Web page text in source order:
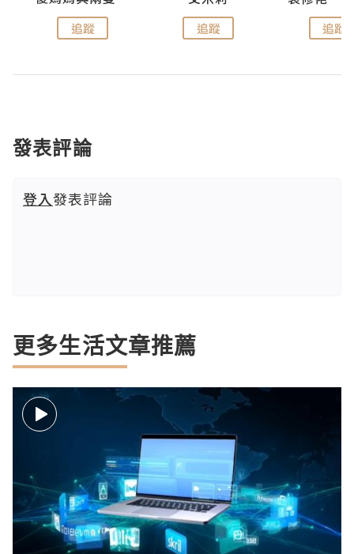
追蹤 追蹤 追蹤
發表評論
登入發表評論
更多生活文章推薦